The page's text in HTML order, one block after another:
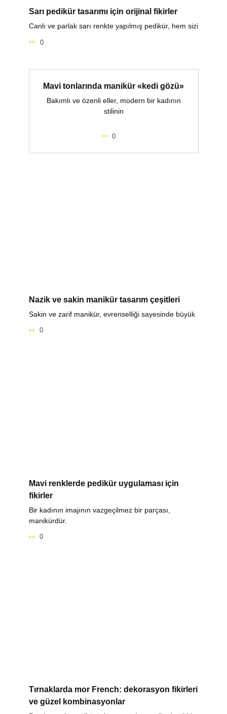
Sarı pedikür tasarımı için orijinal fikirler
Canlı ve parlak sarı renkte yapılmış pedikür, hem sizi
0
Mavi tonlarında manikür «kedi gözü»
Bakımlı ve özenli eller, modern bir kadının
stilinin
0
Nazik ve sakin manikür tasarım çeşitleri
Sakin ve zarif manikür, evrenselliği sayesinde büyük
0
Mavi renklerde pedikür uygulaması için
fikirler
Bir kadının imajının vazgeçilmez bir parçası,
manikürdür.
0
Tırnaklarda mor French: dekorasyon fikirleri
ve güzel kombinasyonlar